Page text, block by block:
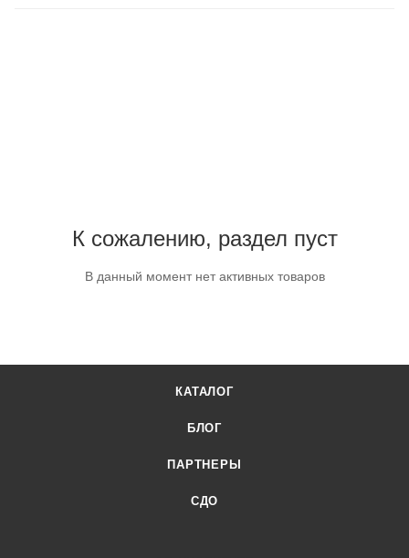
К сожалению, раздел пуст
В данный момент нет активных товаров
КАТАЛОГ
БЛОГ
ПАРТНЕРЫ
СДО